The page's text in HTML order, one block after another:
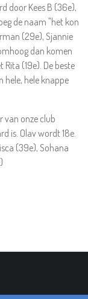
door Kees B (36e),
de naam "het kon
(29e), Sjannie
dan komen
(19e). De beste
hele, hele knappe
van onze club
is. Olav wordt 18e.
(39e), Sohana